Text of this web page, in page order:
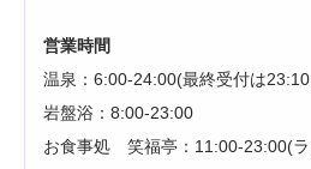
営業時間
温泉：6:00-24:00(最終受付は
岩盤浴：8:00-23:00
お食事処 笑福亭：11:00-23:00(